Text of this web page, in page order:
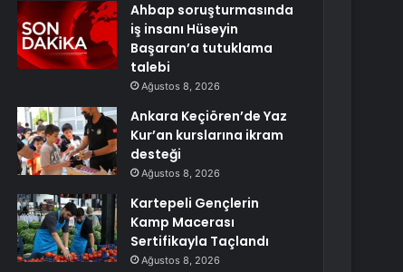
Ahbap soruşturmasında
iş insanı Hüseyin
Başaran’a tutuklama
talebi
Ağustos 8, 2026
Ankara Keçiören’de Yaz
Kur’an kurslarına ikram
desteği
Ağustos 8, 2026
Kartepeli Gençlerin
Kamp Macerası
Sertifikayla Taçlandı
Ağustos 8, 2026